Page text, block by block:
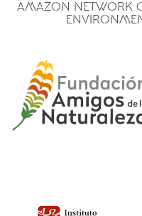
Amazon Network